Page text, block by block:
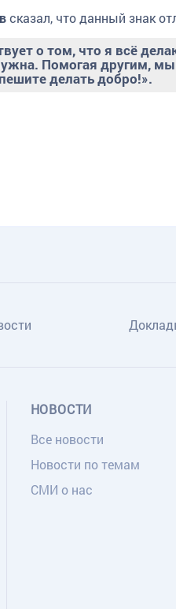
сказал, что данный знак
о том, что я всё
Помогая другим,
делать добро!».
НОВОСТИ
Все новости
Новости по темам
СМИ о нас